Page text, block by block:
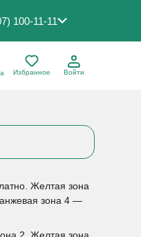
100-11-11
Избранное Войти
Желтая зона
зона 4 —